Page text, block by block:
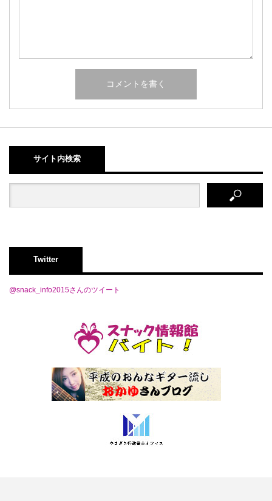
サイト内検索
Twitter
@snack_info2015さんのツイート